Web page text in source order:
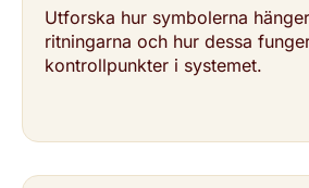
Utforska hur sym­bo­ler­na
rit­ning­ar­na och hur dessa
kon­troll­punk­ter i systemet.